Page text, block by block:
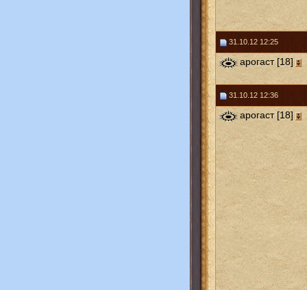
31.10.12 12:25
арогаст [18]
31.10.12 12:36
арогаст [18]